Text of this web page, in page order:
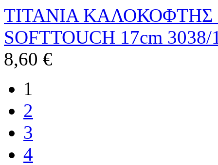
TITANIA ΚΑΛΟΚΟΦΤΗΣ
SOFTTOUCH 17cm 3038/
8,60 €
1
2
3
4